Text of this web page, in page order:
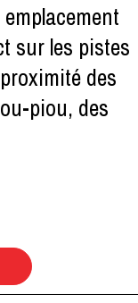
emplacement
sur les pistes
des
piou, des